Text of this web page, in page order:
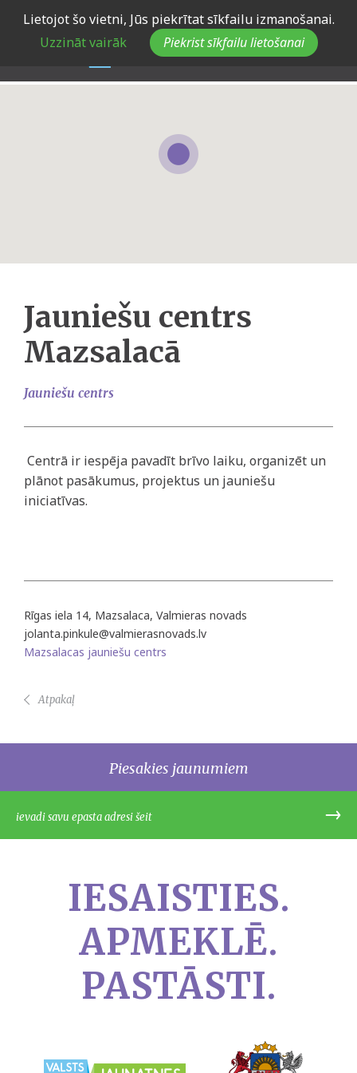
Lietojot šo vietni, Jūs piekrītat sīkfailu izmanošanai.
Uzzināt vairāk
Piekrist sīkfailu lietošanai
Jauniešu centrs
Mazsalacā
Jauniešu centrs
Centrā ir iespēja pavadīt brīvo laiku, organizēt un
plānot pasākumus, projektus un jauniešu
iniciatīvas.
Rīgas iela 14, Mazsalaca, Valmieras novads
jolanta.pinkule@valmierasnovads.lv
Mazsalacas jauniešu centrs
Atpakaļ
Piesakies jaunumiem
IESAISTIES.
APMEKLĒ.
PASTĀSTI.